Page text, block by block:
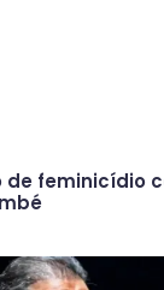
de feminicídio